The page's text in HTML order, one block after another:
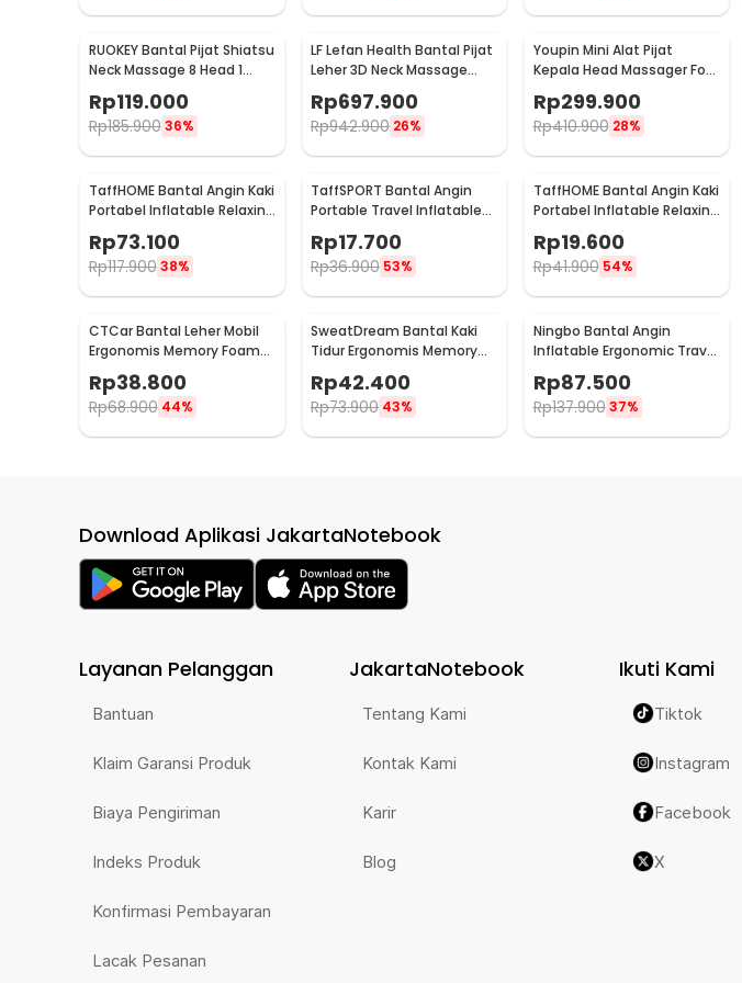
RUOKEY Bantal Pijat Shiatsu
Neck Massage 8 Head 1
Rp119.000
Rp185.900 36%
LF Lefan Health Bantal Pijat
Leher 3D Neck Massage
Kneading Heating - LF-
YK006
Rp697.900
Rp942.900 26%
Youpin Mini Alat Pijat
Kepala Head Massager Four
Rp299.900
Rp410.900 28%
TaffHOME Bantal Angin Kaki
Portabel Inflatable Relaxing
Foot Rest - BSZ0020
Rp73.100
Rp117.900 38%
TaffSPORT Bantal Angin
Portable Travel Inflatable
Rp17.700
Rp36.900 53%
TaffHOME Bantal Angin Kaki
Portabel Inflatable Relaxing
Feet Pillow - IAF-05
Rp19.600
Rp41.900 54%
CTCar Bantal Leher Mobil
Ergonomis Memory Foam
Car Headrest Pillow - CT5
Rp38.800
Rp68.900 44%
SweatDream Bantal Kaki
Tidur Ergonomis Memory
ZT-09
Rp42.400
Rp73.900 43%
Ningbo Bantal Angin
Inflatable Ergonomic Travel
Pillow Support - NT10
Rp87.500
Rp137.900 37%
Download Aplikasi JakartaNotebook
Layanan Pelanggan
Bantuan
Klaim Garansi Produk
Biaya Pengiriman
Indeks Produk
Konfirmasi Pembayaran
Lacak Pesanan
JakartaNotebook
Tentang Kami
Kontak Kami
Karir
Blog
Ikuti Kami
Tiktok
Instagram
Facebook
X